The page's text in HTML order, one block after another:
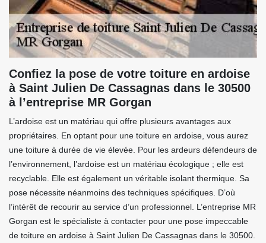
Confiez la pose de votre toiture en ardoise
à Saint Julien De Cassagnas dans le 30500
à l’entreprise MR Gorgan
L’ardoise est un matériau qui offre plusieurs avantages aux
propriétaires. En optant pour une toiture en ardoise, vous aurez
une toiture à durée de vie élevée. Pour les ardeurs défendeurs de
l’environnement, l’ardoise est un matériau écologique ; elle est
recyclable. Elle est également un véritable isolant thermique. Sa
pose nécessite néanmoins des techniques spécifiques. D’où
l’intérêt de recourir au service d’un professionnel. L’entreprise MR
Gorgan est le spécialiste à contacter pour une pose impeccable
de toiture en ardoise à Saint Julien De Cassagnas dans le 30500.